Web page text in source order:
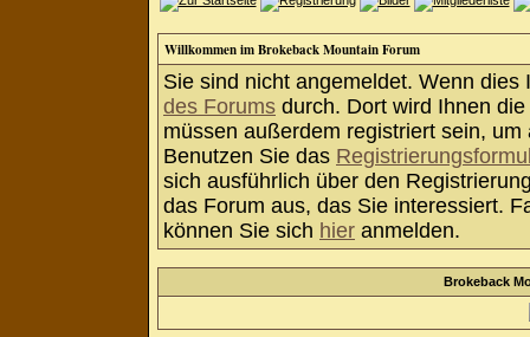
Willkommen im Brokeback Mountain Forum
Sie sind nicht angemeldet. Wenn
des Forums durch. Dort wird Ihnen
müssen außerdem registriert sein,
Benutzen Sie das
sich ausführlich über den
das Forum aus, das Sie interessiert.
können Sie sich hier anmelden.
Brokeback